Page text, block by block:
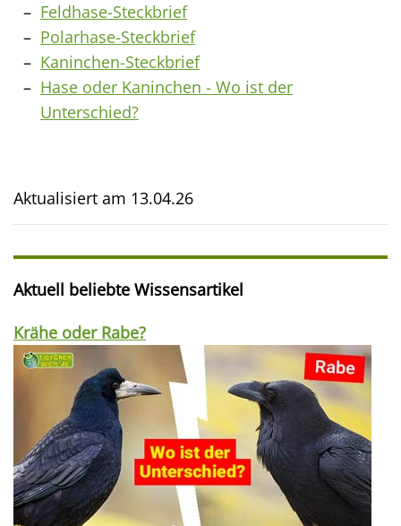
Feldhase-Steckbrief
Polarhase-Steckbrief
Kaninchen-Steckbrief
Hase oder Kaninchen - Wo ist der
Unterschied?
Aktualisiert am 13.04.26
Aktuell beliebte Wissensartikel
Krähe oder Rabe?